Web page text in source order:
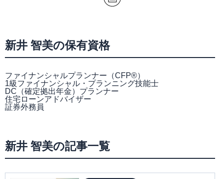
新井 智美の保有資格
ファイナンシャルプランナー（CFP®）
1級ファイナンシャル・プランニング技能士
DC（確定拠出年金）プランナー
住宅ローンアドバイザー
証券外務員
新井 智美の記事一覧